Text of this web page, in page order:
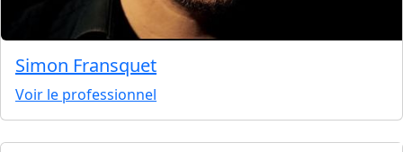
Simon Fransquet
Voir le professionnel